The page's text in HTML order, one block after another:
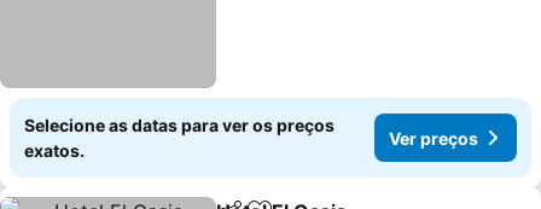
Selecione as datas para ver os preços
exatos.
Ver preços